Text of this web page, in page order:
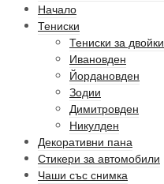
Начало
Тениски
Тениски за двойки
Ивановден
Йордановден
Зодии
Димитровден
Никулден
Декоративни пана
Стикери за автомобили
Чаши със снимка